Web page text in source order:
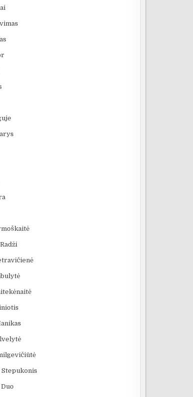
serialas
Stepukonis